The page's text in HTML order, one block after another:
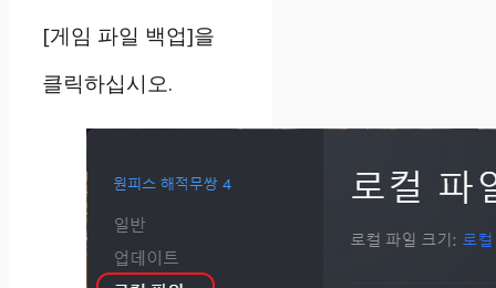
[게임 파일 백업]을
클릭하십시오.